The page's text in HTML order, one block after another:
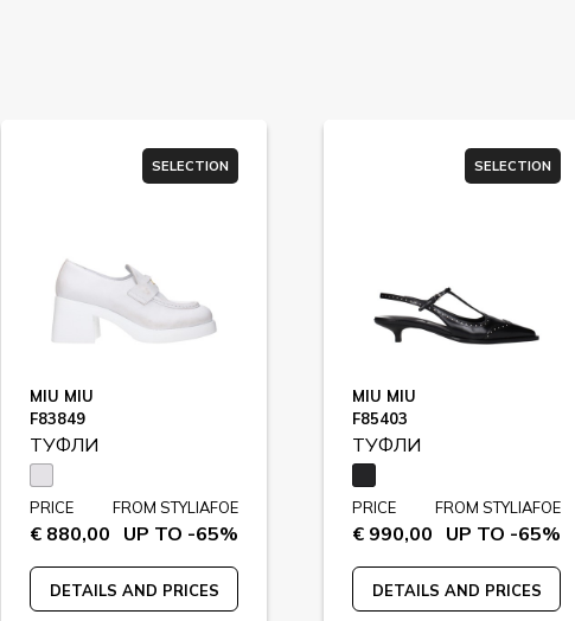
SELECTION
MIU MIU
F83849
ТУФЛИ
PRICE
€ 880,00
FROM STYLIAFOE
UP TO -65%
DETAILS AND PRICES
SELECTION
MIU MIU
F85403
ТУФЛИ
PRICE
€ 990,00
FROM STYLIAFOE
UP TO -65%
DETAILS AND PRICES